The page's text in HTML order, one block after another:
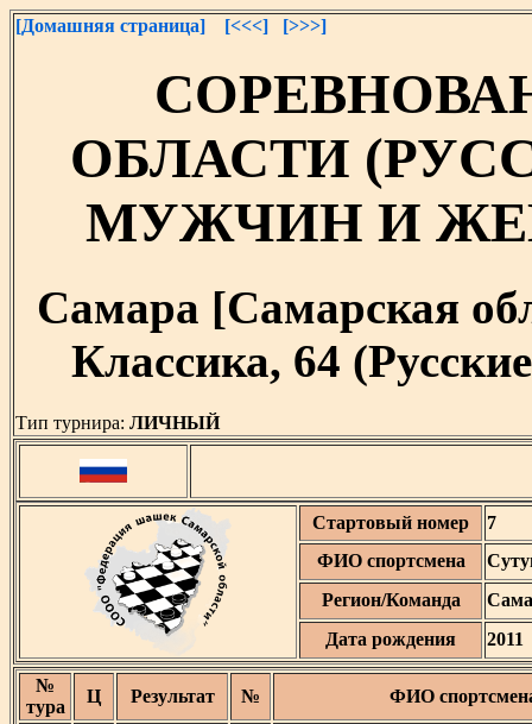
[Домашняя страница] [<<<] [>>>]
ОБЛАСТИ
МУЖЧИН И
Самара [Самарская
Классика, 64
Тип турнира: ЛИЧНЫЙ
Стартовый номер
7
ФИО спортсмена
Регион/Команда
Дата рождения
2011
№
тура
Ц Результат №
ФИО